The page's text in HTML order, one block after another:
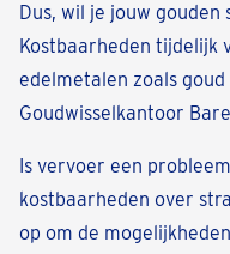
Dus, wil je jouw gouden
Kostbaarheden tijdelijk
edelmetalen zoals
Goudwisselkantoor
Is vervoer een
kostbaarheden over
op om de